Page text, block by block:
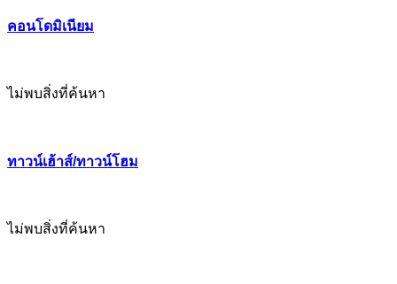
คอนโดมิเนียม
ไม่พบสิ่งที่ค้นหา
ทาวน์เฮ้าส์/ทาวน์โฮม
ไม่พบสิ่งที่ค้นหา